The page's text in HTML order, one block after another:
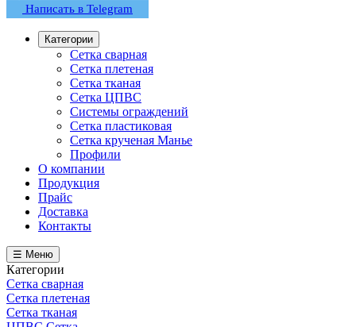
Написать в Telegram
Категории
Сетка сварная
Сетка плетеная
Сетка тканая
Сетка ЦПВС
Системы ограждений
Сетка пластиковая
Сетка крученая Манье
Профили
О компании
Продукция
Прайс
Доставка
Контакты
☰ Меню
Категории
Сетка сварная
Сетка плетеная
Сетка тканая